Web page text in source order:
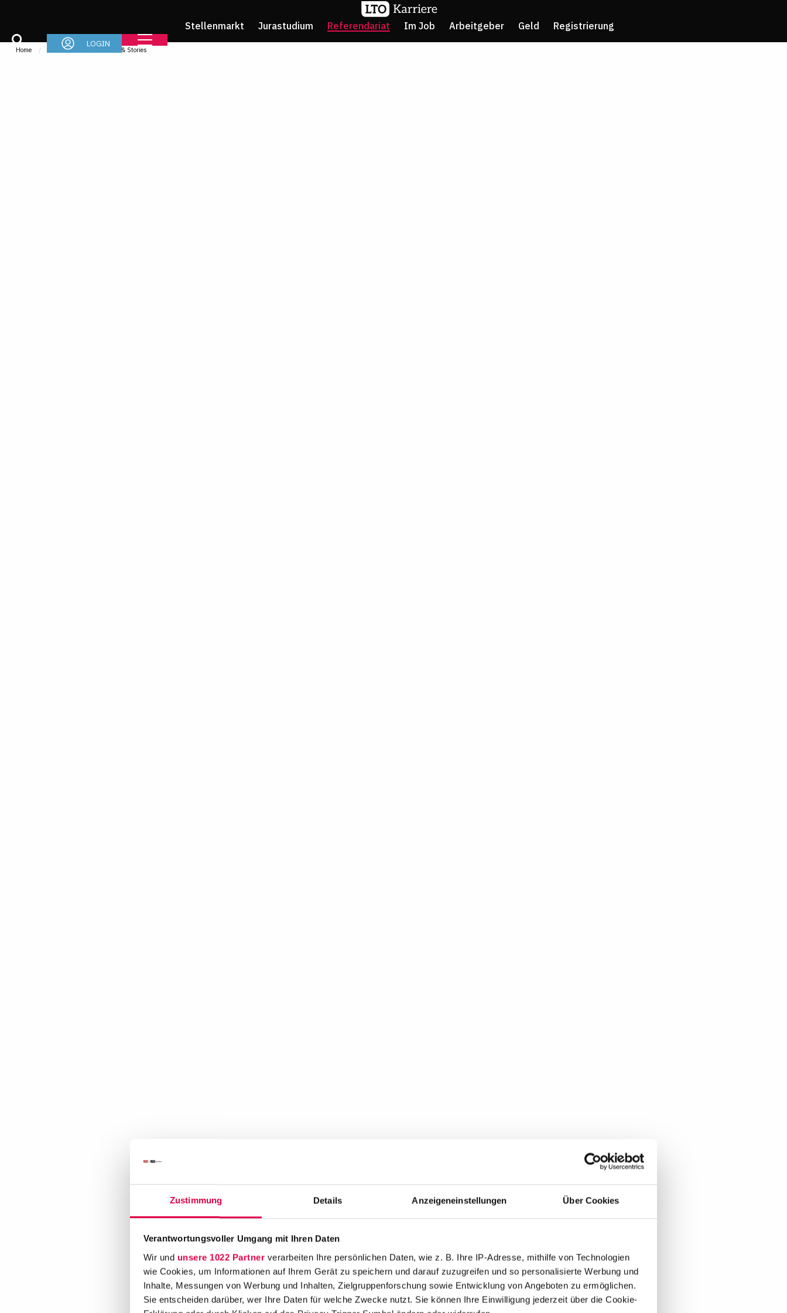
Zustimmung Details Anzeigeneinstellungen Über Cookies
Verantwortungsvoller Umgang mit Ihren Daten
Wir und unsere 1022 Partner verarbeiten Ihre persönlichen Daten, wie z. B. Ihre IP-Adresse, mithilfe von Technologien
wie Cookies, um Informationen auf Ihrem Gerät zu speichern und darauf zuzugreifen und so personalisierte Werbung und
Inhalte, Messungen von Werbung und Inhalten, Zielgruppenforschung sowie Entwicklung von Angeboten zu ermöglichen.
Sie entscheiden darüber, wer Ihre Daten für welche Zwecke nutzt. Sie können Ihre Einwilligung jederzeit über die Cookie-
Stellenmarkt Jurastudium Referendariat Im Job Arbeitgeber Geld Registrierung
LOGIN
Home Referendariat News & Stories